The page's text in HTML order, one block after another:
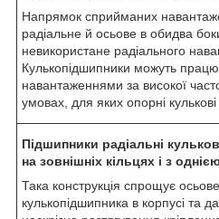
Напрямок сприйманих
радіальне й осьове в обидва
невикористане радіального
Кулькопідшипники можуть
навантаженнями за високої
умовах, для яких опорні
Підшипники радіальні
на зовнішніх кільцях і з
Така конструкція спрощує
кулькопідшипника в корпусі та